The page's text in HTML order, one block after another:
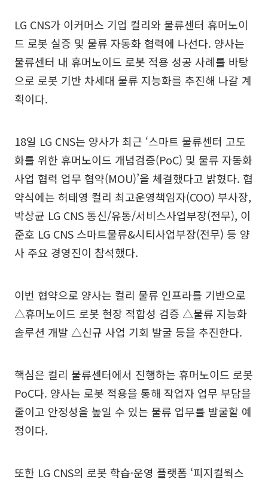
LG CNS가 이커머스 기업 컬리와 물류센터 휴머노이
드 로봇 실증 및 물류 자동화 협력에 나선다. 양사는
물류센터 내 휴머노이드 로봇 적용 성공 사례를 바탕
으로 로봇 기반 차세대 물류 지능화를 추진해 나갈 계
획이다.
18일 LG CNS는 양사가 최근 ‘스마트 물류센터 고도
화를 위한 휴머노이드 개념검증(PoC) 및 물류 자동화
사업 협력 업무 협약(MOU)’을 체결했다고 밝혔다. 협
약식에는 허태영 컬리 최고운영책임자(COO) 부사장,
박상균 LG CNS 통신/유통/서비스사업부장(전무), 이
준호 LG CNS 스마트물류&시티사업부장(전무) 등 양
사 주요 경영진이 참석했다.
이번 협약으로 양사는 컬리 물류 인프라를 기반으로
△휴머노이드 로봇 현장 적합성 검증 △물류 지능화
솔루션 개발 △신규 사업 기회 발굴 등을 추진한다.
핵심은 컬리 물류센터에서 진행하는 휴머노이드 로봇
PoC다. 양사는 로봇 적용을 통해 작업자 업무 부담을
줄이고 안정성을 높일 수 있는 물류 업무를 발굴할 예
정이다.
또한 LG CNS의 로봇 학습·운영 플랫폼 ‘피지컬웍스